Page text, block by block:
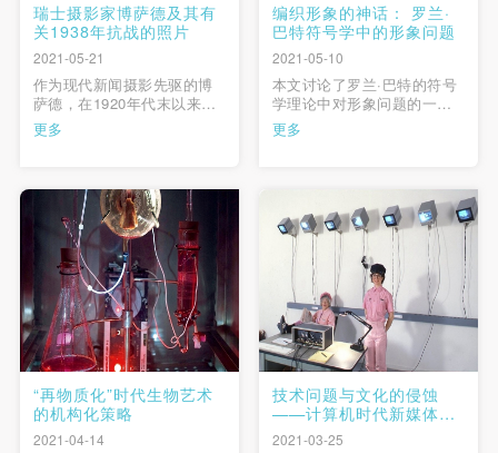
瑞士摄影家博萨德及其有
关1938年抗战的照片
2021-05-21
作为现代新闻摄影先驱的博
萨德，在1920年代末以来，
以其来自亚洲的报道，在德
语世界赢得了数以百万计的
在武汉全面报道了中国抗战
的情况。本文分为十个部
分，对博萨德对武汉会战的
照片和报道进行了梳理，除
更多
编织形象的神话： 罗兰·
巴特符号学中的形象问题
2021-05-10
本文讨论了罗兰·巴特的符号
学理论中对形象问题的一系
列探索。他把语言学作为研
究形象的唯一方式，其结果
的无编码形象貌似触及了纯
形象，但其实只是语言参与
较少而已。当遭遇无意义的
刺点和多义性形象之时，符
号学就变 …
更多
“再物质化”时代生物艺术
的机构化策略
2021-04-14
技术问题与文化的侵蚀
——计算机时代新媒体艺
术的表征
2021-03-25
验证码
登录